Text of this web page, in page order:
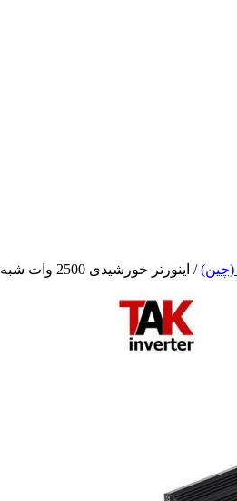
/ اینورتر خورشیدی 2500 وات شبه سینوسی کارسپا 12 ولت به 220 ولت